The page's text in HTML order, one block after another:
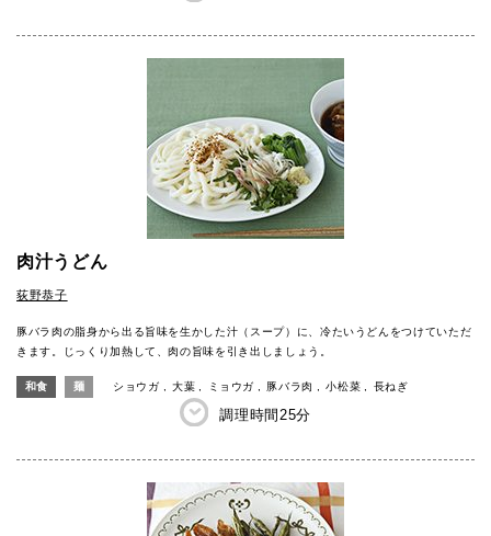
肉汁うどん
荻野恭子
豚バラ肉の脂身から出る旨味を生かした汁（スープ）に、冷たいうどんをつけていただ
きます。じっくり加熱して、肉の旨味を引き出しましょう。
和食 麺 ショウガ 大葉 ミョウガ 豚バラ肉 小松菜 長ねぎ
調理時間 25分